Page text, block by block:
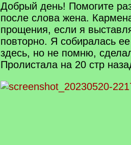
Добрый день! Помогите
после слова жена.
прощения, если я
повторно. Я собиралась
здесь, но не помню,
Пролистала на 20 стр